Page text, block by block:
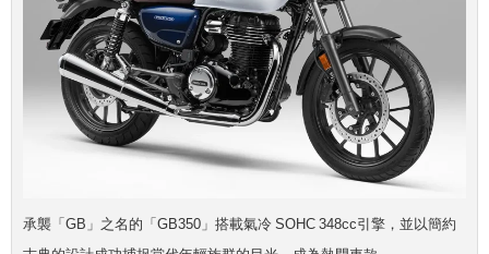
承襲「GB」之名的「GB350」搭載氣冷 SOHC 348cc引擎，並以簡約